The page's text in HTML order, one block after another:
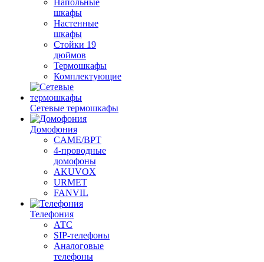
Напольные
шкафы
Настенные
шкафы
Стойки 19
дюймов
Термошкафы
Комплектующие
Сетевые термошкафы
Домофония
CAME/BPT
4-проводные
домофоны
AKUVOX
URMET
FANVIL
Телефония
АТС
SIP-телефоны
Аналоговые
телефоны